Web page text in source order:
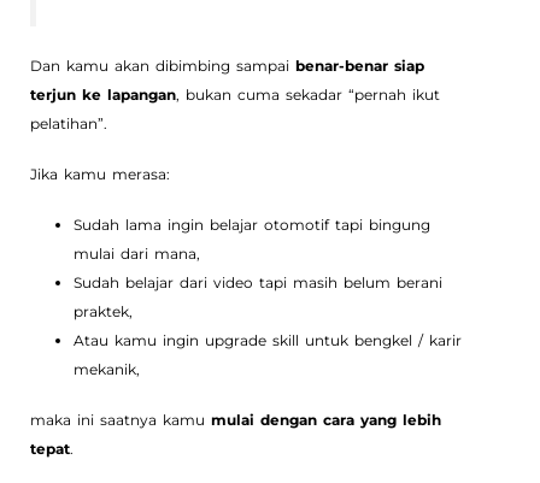
Dan kamu akan dibimbing sampai benar-benar siap
terjun ke lapangan, bukan cuma sekadar “pernah ikut
pelatihan”.
Jika kamu merasa:
Sudah lama ingin belajar otomotif tapi bingung
mulai dari mana,
Sudah belajar dari video tapi masih belum berani
praktek,
Atau kamu ingin upgrade skill untuk bengkel / karir
mekanik,
maka ini saatnya kamu mulai dengan cara yang lebih
tepat.